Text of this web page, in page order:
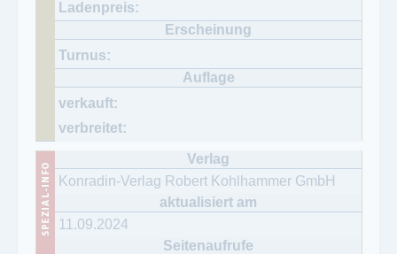
Konradin-Verlag Robert Kohlhammer GmbH
11.09.2024